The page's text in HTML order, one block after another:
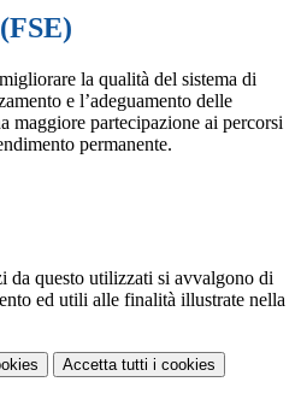
la qualità del sistema di
e l’adeguamento delle
maggiore partecipazione ai percorsi
permanente.
da questo utilizzati si avvalgono di
ed utili alle finalità illustrate nella
Accetta tutti i cookies